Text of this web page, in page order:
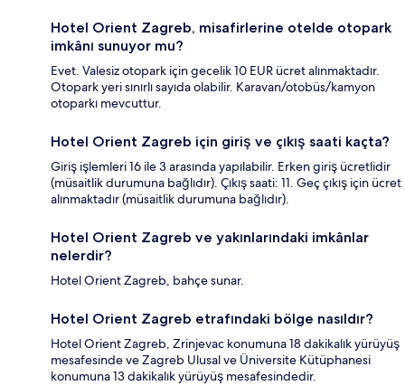
Hotel Orient Zagreb, misafirlerine otelde otopark
imkânı sunuyor mu?
Evet. Valesiz otopark için gecelik 10 EUR ücret alınmaktadır.
Otopark yeri sınırlı sayıda olabilir. Karavan/otobüs/kamyon
otoparkı mevcuttur.
Hotel Orient Zagreb için giriş ve çıkış saati kaçta?
Giriş işlemleri 16 ile 3 arasında yapılabilir. Erken giriş ücretlidir
(müsaitlik durumuna bağlıdır). Çıkış saati: 11. Geç çıkış için ücret
alınmaktadır (müsaitlik durumuna bağlıdır).
Hotel Orient Zagreb ve yakınlarındaki imkânlar
nelerdir?
Hotel Orient Zagreb, bahçe sunar.
Hotel Orient Zagreb etrafındaki bölge nasıldır?
Hotel Orient Zagreb, Zrinjevac konumuna 18 dakikalık yürüyüş
mesafesinde ve Zagreb Ulusal ve Üniversite Kütüphanesi
konumuna 13 dakikalık yürüyüş mesafesindedir.